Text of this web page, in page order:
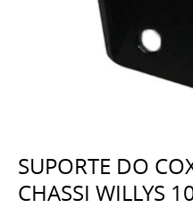
SUPORTE DO
CHASSI WILLYS